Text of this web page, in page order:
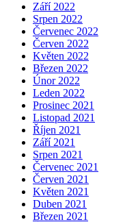
Září 2022
Srpen 2022
Červenec 2022
Červen 2022
Květen 2022
Březen 2022
Únor 2022
Leden 2022
Prosinec 2021
Listopad 2021
Říjen 2021
Září 2021
Srpen 2021
Červenec 2021
Červen 2021
Květen 2021
Duben 2021
Březen 2021